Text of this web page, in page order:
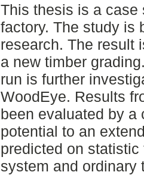
This thesis is a case
factory. The study is
research. The result
a new timber
run is further
WoodEye. Results
been evaluated by a
potential to an
predicted on
system and ordinary